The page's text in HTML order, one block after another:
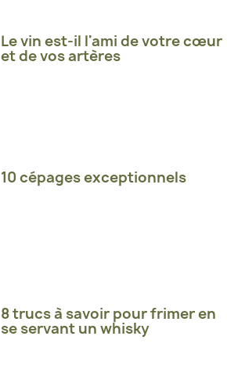
Le vin est-il l'ami de votre cœur
et de vos artères
10 cépages exceptionnels
8 trucs à savoir pour frimer en
se servant un whisky